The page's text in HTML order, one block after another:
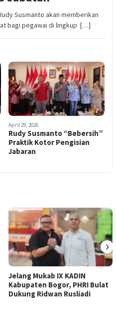
Susmanto akan memberikan
bagi pegawai di lingkup […]
April 29, 2026
Rudy Susmanto “Bebersih”
Praktik Kotor Pengisian
Jabaran
Jelang Mukab IX KADIN
Kabupaten Bogor, PHRI Bulat
Dukung Ridwan Rusliadi
›